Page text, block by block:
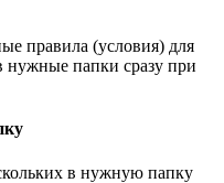
правила (условия) для
нужные папки сразу при
в нужную папку